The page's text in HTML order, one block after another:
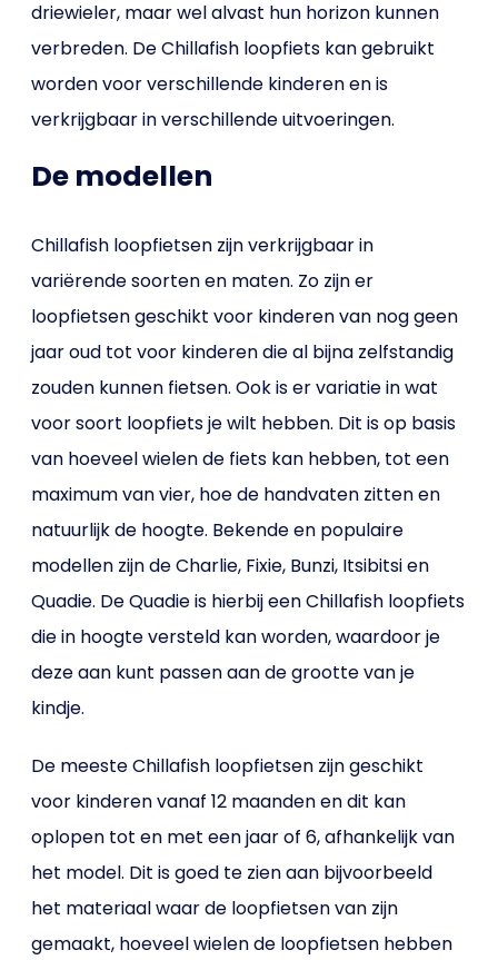
driewieler, maar wel alvast hun horizon kunnen
verbreden. De Chillafish loopfiets kan gebruikt
worden voor verschillende kinderen en is
verkrijgbaar in verschillende uitvoeringen.
De modellen
Chillafish loopfietsen zijn verkrijgbaar in
variërende soorten en maten. Zo zijn er
loopfietsen geschikt voor kinderen van nog geen
jaar oud tot voor kinderen die al bijna zelfstandig
zouden kunnen fietsen. Ook is er variatie in wat
voor soort loopfiets je wilt hebben. Dit is op basis
van hoeveel wielen de fiets kan hebben, tot een
maximum van vier, hoe de handvaten zitten en
natuurlijk de hoogte. Bekende en populaire
modellen zijn de Charlie, Fixie, Bunzi, Itsibitsi en
Quadie. De Quadie is hierbij een Chillafish loopfiets
die in hoogte versteld kan worden, waardoor je
deze aan kunt passen aan de grootte van je
kindje.
De meeste Chillafish loopfietsen zijn geschikt
voor kinderen vanaf 12 maanden en dit kan
oplopen tot en met een jaar of 6, afhankelijk van
het model. Dit is goed te zien aan bijvoorbeeld
het materiaal waar de loopfietsen van zijn
gemaakt, hoeveel wielen de loopfietsen hebben